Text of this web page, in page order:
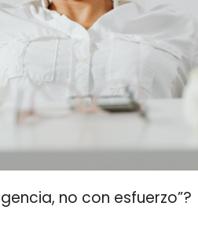
no con esfuerzo”?